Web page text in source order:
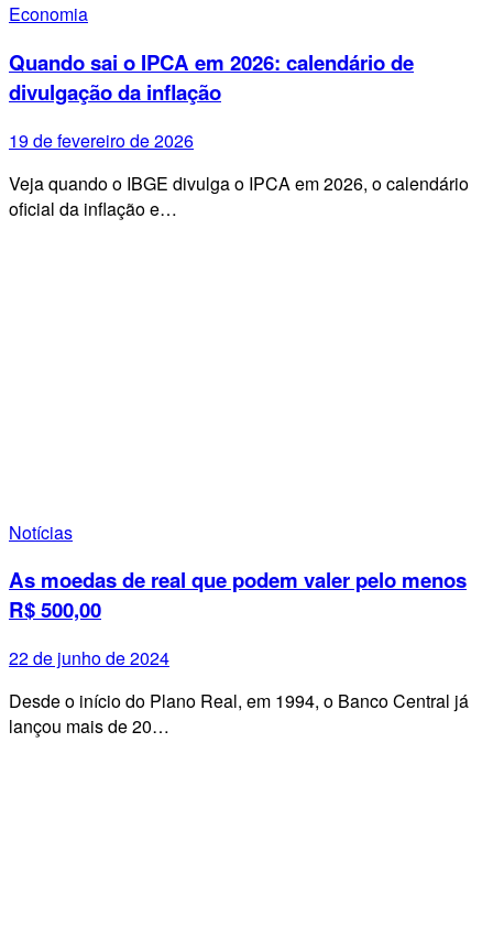
Economia
Quando sai o IPCA em 2026: calendário de
divulgação da inflação
19 de fevereiro de 2026
Veja quando o IBGE divulga o IPCA em 2026, o calendário
oficial da inflação e…
Notícias
As moedas de real que podem valer pelo menos
R$ 500,00
22 de junho de 2024
Desde o início do Plano Real, em 1994, o Banco Central já
lançou mais de 20…